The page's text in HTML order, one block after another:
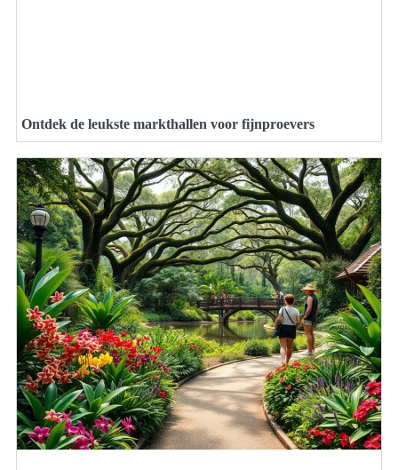
Ontdek de leukste markthallen voor fijnproevers